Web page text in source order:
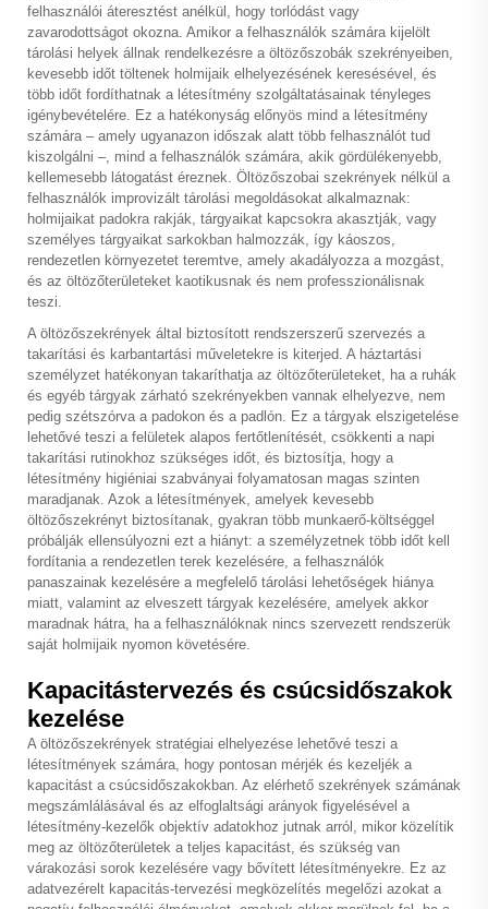
felhasználói áteresztést anélkül, hogy torlódást vagy
zavarodottságot okozna. Amikor a felhasználók számára kijelölt
tárolási helyek állnak rendelkezésre a öltözőszobák szekrényeiben,
kevesebb időt töltenek holmijaik elhelyezésének keresésével, és
több időt fordíthatnak a létesítmény szolgáltatásainak tényleges
igénybevételére. Ez a hatékonyság előnyös mind a létesítmény
számára – amely ugyanazon időszak alatt több felhasználót tud
kiszolgálni –, mind a felhasználók számára, akik gördülékenyebb,
kellemesebb látogatást éreznek. Öltözőszobai szekrények nélkül a
felhasználók improvizált tárolási megoldásokat alkalmaznak:
holmijaikat padokra rakják, tárgyaikat kapcsokra akasztják, vagy
személyes tárgyaikat sarkokban halmozzák, így káoszos,
rendezetlen környezetet teremtve, amely akadályozza a mozgást,
és az öltözőterületeket kaotikusnak és nem professzionálisnak
teszi.
A öltözőszekrények által biztosított rendszerszerű szervezés a
takarítási és karbantartási műveletekre is kiterjed. A háztartási
személyzet hatékonyan takaríthatja az öltözőterületeket, ha a ruhák
és egyéb tárgyak zárható szekrényekben vannak elhelyezve, nem
pedig szétszórva a padokon és a padlón. Ez a tárgyak elszigetelése
lehetővé teszi a felületek alapos fertőtlenítését, csökkenti a napi
takarítási rutinokhoz szükséges időt, és biztosítja, hogy a
létesítmény higiéniai szabványai folyamatosan magas szinten
maradjanak. Azok a létesítmények, amelyek kevesebb
öltözőszekrényt biztosítanak, gyakran több munkaerő-költséggel
próbálják ellensúlyozni ezt a hiányt: a személyzetnek több időt kell
fordítania a rendezetlen terek kezelésére, a felhasználók
panaszainak kezelésére a megfelelő tárolási lehetőségek hiánya
miatt, valamint az elveszett tárgyak kezelésére, amelyek akkor
maradnak hátra, ha a felhasználóknak nincs szervezett rendszerük
saját holmijaik nyomon követésére.
Kapacitástervezés és csúcsidőszakok
kezelése
A öltözőszekrények stratégiai elhelyezése lehetővé teszi a
létesítmények számára, hogy pontosan mérjék és kezeljék a
kapacitást a csúcsidőszakokban. Az elérhető szekrények számának
megszámlálásával és az elfoglaltsági arányok figyelésével a
létesítmény-kezelők objektív adatokhoz jutnak arról, mikor közelítik
meg az öltözőterületek a teljes kapacitást, és szükség van
várakozási sorok kezelésére vagy bővített létesítményekre. Ez az
adatvezérelt kapacitás-tervezési megközelítés megelőzi azokat a